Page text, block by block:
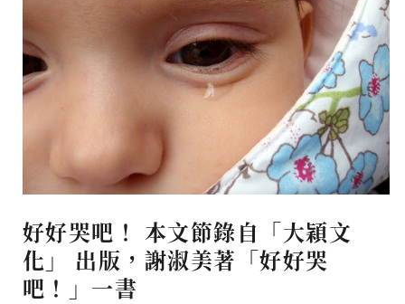
好好哭吧！ 本文節錄自「大穎文
化」 出版，謝淑美著「好好哭
吧！」一書